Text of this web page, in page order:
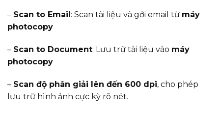
– Scan to Email: Scan tài liệu và gởi email từ máy
photocopy
– Scan to Document: Lưu trữ tài liệu vào máy
photocopy
– Scan độ phân giải lên đến 600 dpi, cho phép
lưu trữ hình ảnh cực kỳ rõ nét.